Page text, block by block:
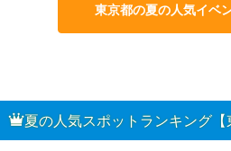
東京都の夏の人気イベ
夏の人気スポットランキング【